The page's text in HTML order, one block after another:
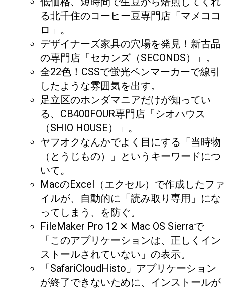
る北千住のコーヒー豆専門店「マメココ
ロ」。
デザイナーズ家具の穴場を発見！新古品
の専門店「セカンズ（SECONDS）」。
全22色！CSSで蛍光ペンマーカーで線引
したような雰囲気を出す。
足立区のホンダマニアだけが知ってい
る、CB400FOUR専門店「シオハウス
（SHIO HOUSE）」。
ヤフオクなんかでよく目にする「当時物
（とうじもの）」というキーワードにつ
いて。
MacのExcel（エクセル）で作成したファ
イルが、自動的に「読み取り専用」にな
ってしまう、を防ぐ。
FileMaker Pro 12 ✕ Mac OS Sierraで
「このアプリケーションは、正しくイン
ストールされていない」の表示。
「SafariCloudHisto」アプリケーション
が終了できないために、インストールが